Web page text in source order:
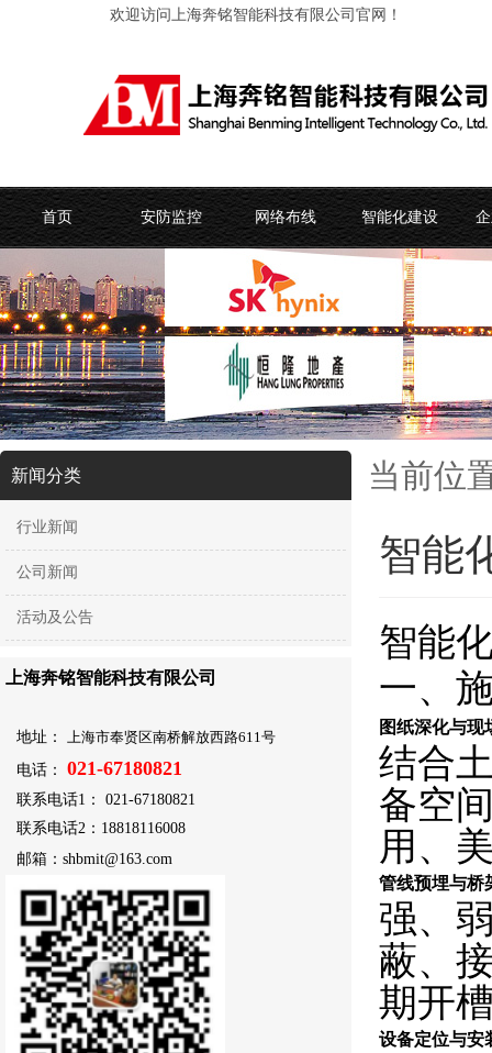
首页 安防监控 网络布线 智能化建设
欢迎访问上海奔铭智能科技有限公司官网！
新闻分类
行业新闻
公司新闻
活动及公告
上海奔铭智能科技有限公司
地址：
上海市奉贤区南桥解放西路611号
电话：
021-67180821
联系电话1：
021-67180821
联系电话2：18818116008
邮箱：shbmit@163.com
当前位
智能
智能
一、
图纸深化与现
结合
备空
用、
管线预埋与桥
强、
蔽、
期开
设备定位与安